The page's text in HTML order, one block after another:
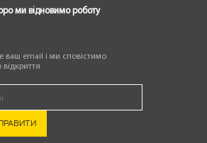
ПАНЕЛЬ ENERGIZER
ми відновимо роботу
ваш email і ми сповістимо
відкриття